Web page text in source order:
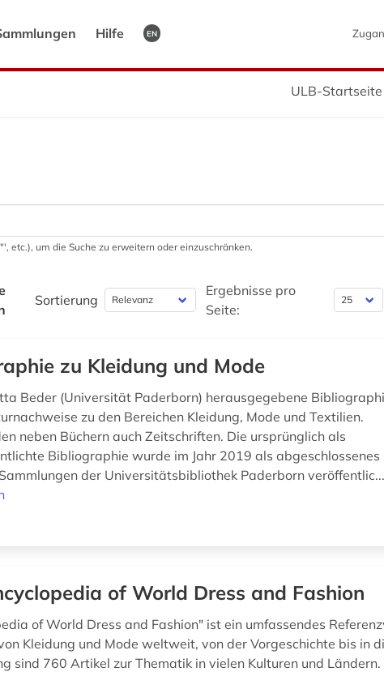
Hilfe EN
ULB-Startseite
etc.), um die Suche zu erweitern oder einzuschränken.
Sortierung
Ergebnisse pro
Seite:
zu Kleidung und Mode
Beder (Universität Paderborn) herausgegebene
zu den Bereichen Kleidung, Mode und Textilien.
neben Büchern auch Zeitschriften. Die ursprünglich als
Bibliographie wurde im Jahr 2019 als abgeschlossenes
der Universitätsbibliothek Paderborn veröffentlic...
of World Dress and Fashion
of World Dress and Fashion" ist ein umfassendes
Kleidung und Mode weltweit, von der Vorgeschichte bis in
sind 760 Artikel zur Thematik in vielen Kulturen und Ländern.